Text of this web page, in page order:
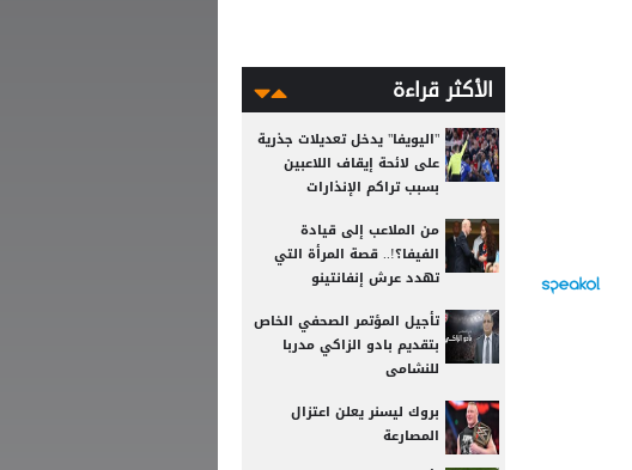
الأكثر قراءة
"اليويفا" يدخل تعديلات جذرية
على لائحة إيقاف اللاعبين
بسبب تراكم الإنذارات
من الملاعب إلى قيادة
الفيفا؟!.. قصة المرأة التي
تهدد عرش إنفانتينو
تأجيل المؤتمر الصحفي الخاص
بتقديم بادو الزاكي مدربا
للنشامى
بروك ليسنر يعلن اعتزال
المصارعة